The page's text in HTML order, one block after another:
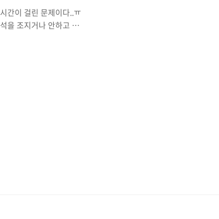
간이 걸린 문제이다..ㅠ
을 조지거나 안하고 구
순서열 A가 있다. 우리